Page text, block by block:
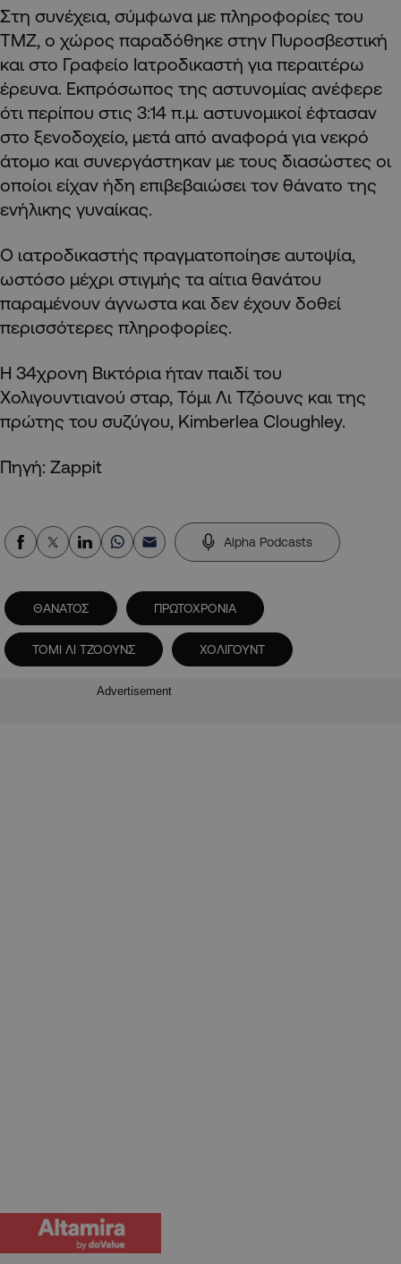
Στη συνέχεια, σύμφωνα με πληροφορίες του
TMZ, ο χώρος παραδόθηκε στην Πυροσβεστική
και στο Γραφείο Ιατροδικαστή για περαιτέρω
έρευνα. Εκπρόσωπος της αστυνομίας ανέφερε
ότι περίπου στις 3:14 π.μ. αστυνομικοί έφτασαν
στο ξενοδοχείο, μετά από αναφορά για νεκρό
άτομο και συνεργάστηκαν με τους διασώστες οι
οποίοι είχαν ήδη επιβεβαιώσει τον θάνατο της
ενήλικης γυναίκας.
Ο ιατροδικαστής πραγματοποίησε αυτοψία,
ωστόσο μέχρι στιγμής τα αίτια θανάτου
παραμένουν άγνωστα και δεν έχουν δοθεί
περισσότερες πληροφορίες.
Η 34χρονη Βικτόρια ήταν παιδί του
Χολιγουντιανού σταρ, Τόμι Λι Τζόουνς και της
πρώτης του συζύγου, Kimberlea Cloughley.
Πηγή: Zappit
Alpha Podcasts
ΘΑΝΑΤΟΣ ΠΡΩΤΟΧΡΟΝΙΑ
ΤΟΜΙ ΛΙ ΤΖΟΟΥΝΣ ΧΟΛΙΓΟΥΝΤ
Advertisement